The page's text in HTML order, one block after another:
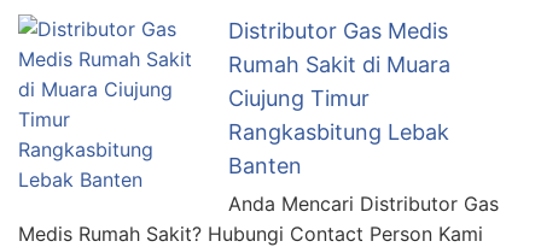
Distributor Gas Medis
Rumah Sakit di Muara
Ciujung Timur
Rangkasbitung Lebak
Banten
Anda Mencari Distributor Gas
Medis Rumah Sakit? Hubungi Contact Person Kami